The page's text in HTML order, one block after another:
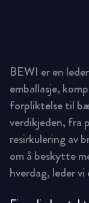
BEWI er en
emballasje,
forpliktelse til
verdikjeden, fra
resirkulering av
om å beskytte
hverdag, leder